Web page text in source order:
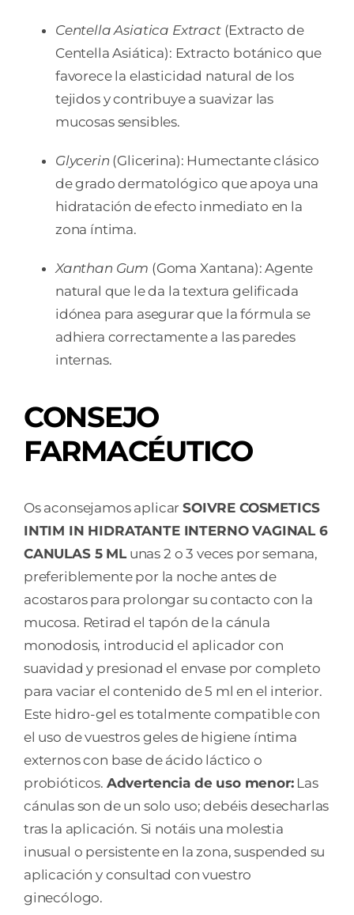
Centella Asiatica Extract(Extracto de
Centella Asiática): Extracto botánico que
favorece la elasticidad natural de los
tejidos y contribuye a suavizar las
mucosas sensibles.
Glycerin (Glicerina): Humectante clásico
de grado dermatológico que apoya una
hidratación de efecto inmediato en la
zona íntima.
Xanthan Gum (Goma Xantana): Agente
natural que le da la textura gelificada
idónea para asegurar que la fórmula se
adhiera correctamente a las paredes
internas.
CONSEJO
FARMACÉUTICO
Os aconsejamos aplicarSOIVRE COSMETICS
INTIM IN HIDRATANTE INTERNO VAGINAL 6
CANULAS 5 MLunas 2 o 3 veces por semana,
preferiblemente por la noche antes de
acostaros para prolongar su contacto con la
mucosa. Retirad el tapón de la cánula
monodosis, introducid el aplicador con
suavidad y presionad el envase por completo
para vaciar el contenido de 5 ml en el interior.
Este hidro-gel es totalmente compatible con
el uso de vuestros geles de higiene íntima
externos con base de ácido láctico o
probióticos. Advertencia de uso menor:Las
cánulas son de un solo uso; debéis desecharlas
tras la aplicación. Si notáis una molestia
inusual o persistente en la zona, suspended su
aplicación y consultad con vuestro
ginecólogo.